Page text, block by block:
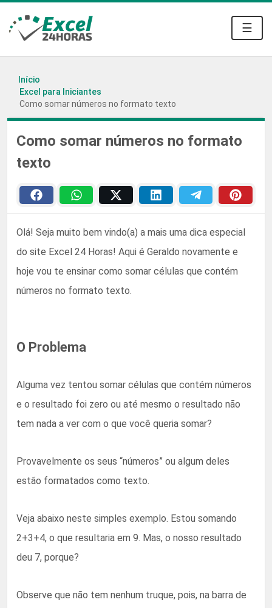
☰
Início
Excel para Iniciantes
Como somar números no formato texto
Como somar números no formato
texto
Olá! Seja muito bem vindo(a) a mais uma dica especial
do site Excel 24 Horas! Aqui é Geraldo novamente e
hoje vou te ensinar como somar células que contém
números no formato texto.
O Problema
Alguma vez tentou somar células que contém números
e o resultado foi zero ou até mesmo o resultado não
tem nada a ver com o que você queria somar?
Provavelmente os seus “números” ou algum deles
estão formatados como texto.
Veja abaixo neste simples exemplo. Estou somando
2+3+4, o que resultaria em 9. Mas, o nosso resultado
deu 7, porque?
Observe que não tem nenhum truque, pois, na barra de